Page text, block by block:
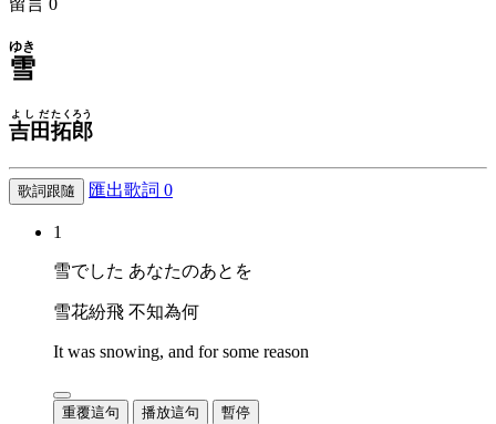
留言 0
雪
ゆき
吉田
よしだ
拓郎
たくろう
歌詞跟隨 匯出歌詞 0
1
雪でした あなたのあとを
雪花紛飛 不知為何
It was snowing, and for some reason
重覆這句 播放這句 暫停